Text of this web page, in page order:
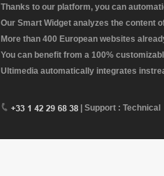
Thanks to our platform, you can
Our Smart Widget analyzes the content
More than 400 European websites
You can benefit from a 100%
Ultimedia automatically integrates
| Support : Technical